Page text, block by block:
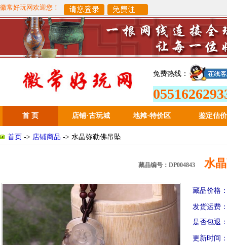
徽常好玩网欢迎您！
免费热线：
首 页 店铺·古玩城 地摊·特价区 鉴定估价
首页 -> 店铺商品 -> 水晶弥勒佛吊坠
藏品编号：DP004843 水
藏品价格
发货运费
是否包退
更新时间